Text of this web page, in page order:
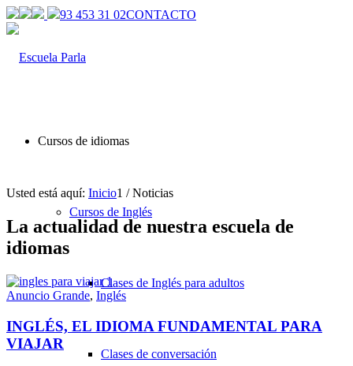
93 453 31 02CONTACTO
Cursos de idiomas
Cursos de Inglés
Clases de Inglés para adultos
Clases de conversación
Usted está aquí: Inicio1 / Noticias
La actualidad de nuestra escuela de
idiomas
Anuncio Grande, Inglés
INGLÉS, EL IDIOMA FUNDAMENTAL PARA
VIAJAR